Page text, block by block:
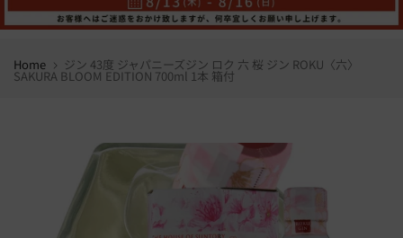
Home ジン 43度 ジャパニーズジン ロク 六 桜 ジン ROKU〈六〉
SAKURA BLOOM EDITION 700ml 1本 箱付